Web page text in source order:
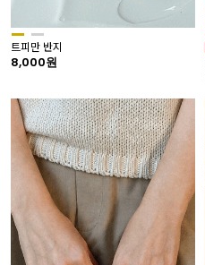
트피만 반지
8,000원